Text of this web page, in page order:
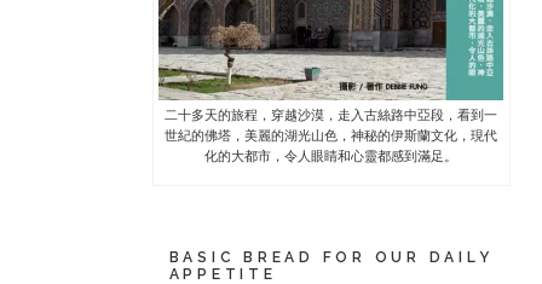
二十多天的旅程，穿越沙漠，走入古絲路中亞段，看到一
世紀的佛塔，美麗的湖光山色，神秘的伊斯蘭文化，現代
化的大都市，令人眼睛和心靈都感到滿足。
BASIC BREAD FOR OUR DAILY
APPETITE